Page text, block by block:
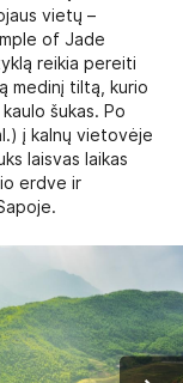
vietų –
of Jade
reikia pereiti
medinį tiltą, kurio
šukas. Po
į kalnų vietovėje
laisvas laikas
erdve ir